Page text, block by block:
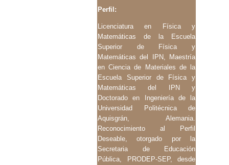
Perfil:
Licenciatura en Física y
Matemáticas de la Escuela
Superior de Física y
Matemáticas del IPN, Maestría
en Ciencia de Materiales de la
Escuela Superior de Física y
Matemáticas del IPN y
Doctorado en Ingeniería de la
Universidad Politécnica de
Aquisgrán, Alemania.
Reconocimiento al Perfil
Deseable, otorgado por la
Secretaria de Educación
Pública, PRODEP-SEP, desde